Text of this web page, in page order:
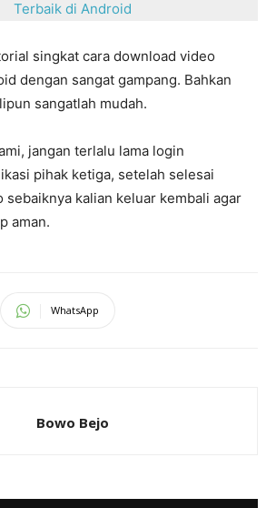
Terbaik di Android
singkat cara download video
dengan sangat gampang. Bahkan
sangatlah mudah.
jangan terlalu lama login
pihak ketiga, setelah selesai
sebaiknya kalian keluar kembali agar
aman.
WhatsApp
Bowo Bejo